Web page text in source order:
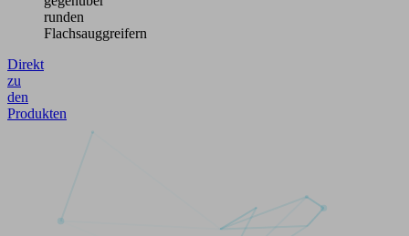
runden
Flachsauggreifern
Direkt
zu
den
Produkten